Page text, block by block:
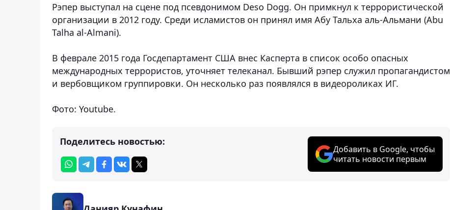
Рэпер выступал на сцене под псевдонимом Deso Dogg. Он примкнул к террористической
организации в 2012 году. Среди исламистов он принял имя Абу Тальха аль-Альмани (Abu
Talha al-Almani).
В феврале 2015 года Госдепартамент США внес Касперта в список особо опасных
международных террористов, уточняет телеканал. Бывший рэпер служил пропагандистом
и вербовщиком группировки. Он несколько раз появлялся в видеороликах ИГ.
Фото: Youtube.
Поделитесь новостью:
Добавить в Google, чтобы
читать новости первым